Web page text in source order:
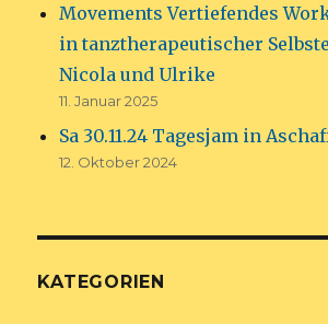
Movements Vertiefendes
in tanztherapeutischer
Nicola und Ulrike
11. Januar 2025
Sa 30.11.24 Tagesjam in
12. Oktober 2024
KATEGORIEN